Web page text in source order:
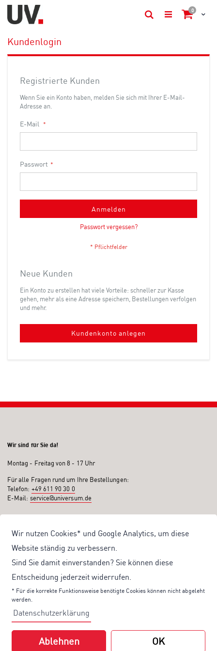
Wir nutzen Cookies* und Google Analytics, um diese
Website ständig zu verbessern.
Sind Sie damit einverstanden? Sie können diese
Entscheidung jederzeit widerrufen.
* Für die korrekte Funktionsweise benötigte Cookies können nicht abgeleht
werden.
Datenschutzerklärung
Ablehnen OK
Cart
0Artikel
Suche
Kundenlogin
Registrierte Kunden
Wenn Sie ein Konto haben, melden Sie sich mit Ihrer E-Mail-
Adresse an.
E-Mail
Passwort
Anmelden
Passwort vergessen?
Neue Kunden
Ein Konto zu erstellen hat viele Vorteile: schneller zur Kasse
gehen, mehr als eine Adresse speichern, Bestellungen verfolgen
und mehr.
Kundenkonto anlegen
Wir sind für Sie da!
Montag - Freitag von 8 - 17 Uhr
Für alle Fragen rund um Ihre Bestellungen:
Telefon: +49 611 90 30 0
E-Mail: service@universum.de
Kostenloser Versand ab 50€ Bestellwert
Sicher Einkaufen: Rechnung, PayPal
Produktentwicklung von eigener Fachredaktion
Sonderaktionen & Preisvorteile
Aktuelle News zu unseren Shop-Angeboten
Mit unserem Newsletter UV-Report informieren wir Sie regelmäßig über
aktuelle Angebote und neue Produkte:
geht es zu unserem Newsletter.